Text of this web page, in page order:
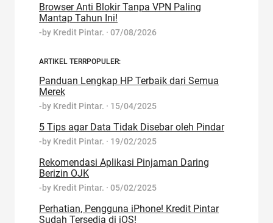
Browser Anti Blokir Tanpa VPN Paling
Mantap Tahun Ini!
-by Kredit Pintar. · 07/08/2026
ARTIKEL TERRPOPULER:
Panduan Lengkap HP Terbaik dari Semua
Merek
-by Kredit Pintar. · 15/04/2025
5 Tips agar Data Tidak Disebar oleh Pindar
-by Kredit Pintar. · 19/02/2025
Rekomendasi Aplikasi Pinjaman Daring
Berizin OJK
-by Kredit Pintar. · 05/02/2025
Perhatian, Pengguna iPhone! Kredit Pintar
Sudah Tersedia di iOS!